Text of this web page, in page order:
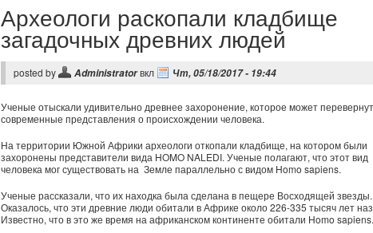
Археологи раскопали кладбище
загадочных древних людей
posted by Administratorвкл Чт, 05/18/2017 - 19:44
Ученые отыскали удивительно древнее захоронение, которое может
современные представления о происхождении человека.
На территории Южной Африки археологи откопали кладбище, на котором были
захоронены представители вида HOMO NALEDI. Ученые полагают, что этот вид
человека мог существовать на Земле параллельно с видом Homo sapiens.
Ученые рассказали, что их находка была сделана в пещере Восходящей звезды.
Оказалось, что эти древние люди обитали в Африке около 226-335 тысяч лет
Известно, что в это же время на африканском континенте обитали Homo sapiens.